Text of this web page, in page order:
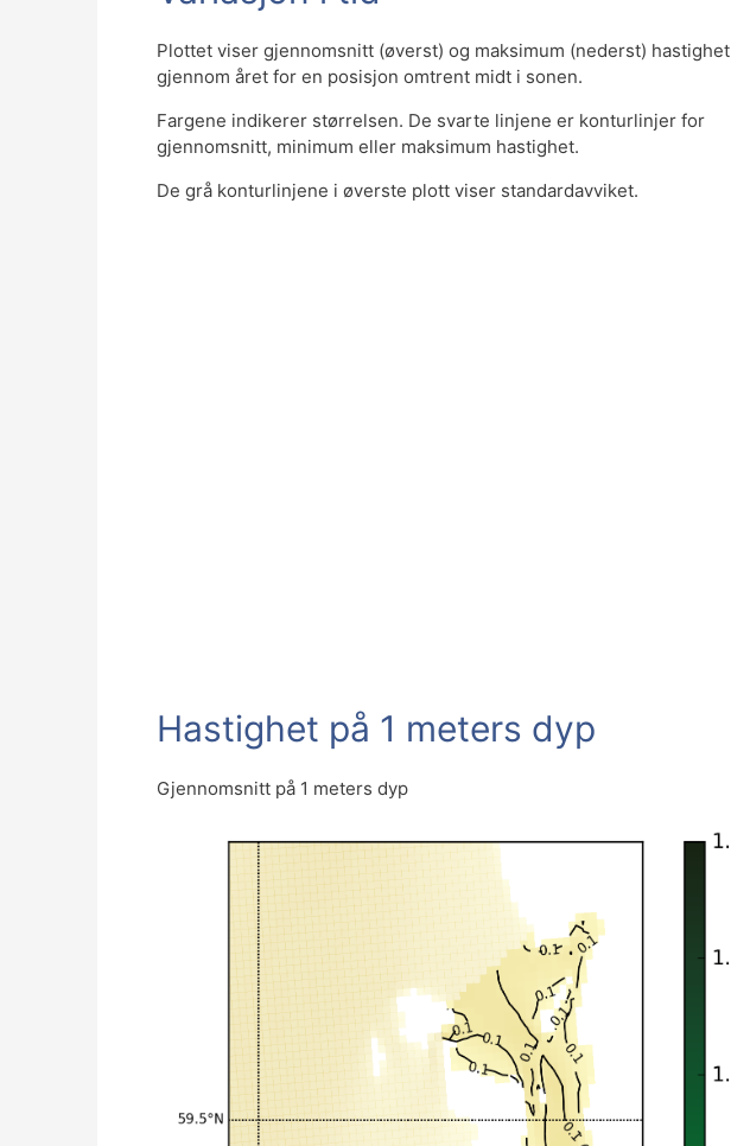
Plottet viser gjennomsnitt (øverst) og maksimum (nederst) hastighet
gjennom året for en posisjon omtrent midt i sonen.
Fargene indikerer størrelsen. De svarte linjene er konturlinjer for
gjennomsnitt, minimum eller maksimum hastighet.
De grå konturlinjene i øverste plott viser standardavviket.
Hastighet på 1 meters dyp
Gjennomsnitt på 1 meters dyp